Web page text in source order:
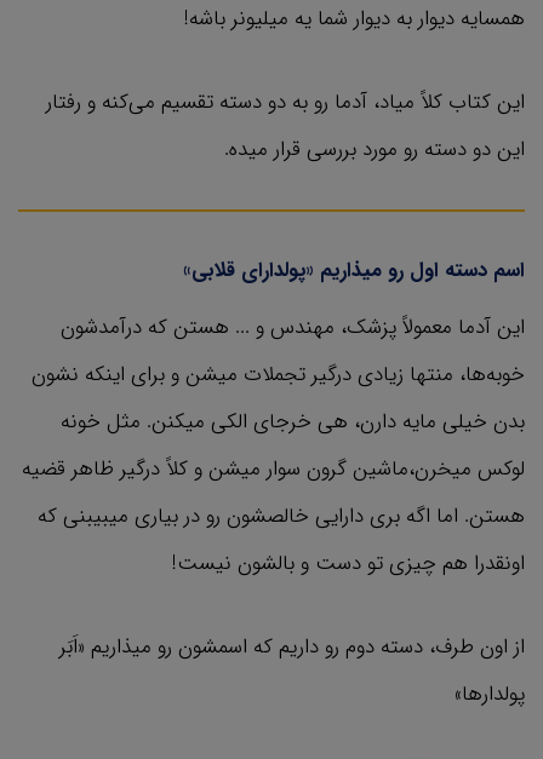
همسایه دیوار به دیوار شما یه میلیونر باشه!
این کتاب کلاً میاد، آدما رو به دو دسته تقسیم می‌کنه و رفتار
این دو دسته رو مورد بررسی قرار میده.
اسم دسته‌‌ اول رو میذاریم «پولدارای قلابی»
این آدما معمولاً پزشک، مهندس و ... هستن که درآمدشون
خوبه‌ها، منتها زیادی درگیر تجملات میشن و برای اینکه نشون
بدن خیلی مایه دارن، هی خرجای الکی میکنن. مثل خونه
لوکس میخرن،ماشین گرون سوار میشن و کلاً درگیر ظاهر قضیه
هستن. اما اگه بری دارایی خالصشون رو در بیاری میبیبنی که
اونقدرا هم چیزی تو دست و بالشون نیست!
از اون طرف، دسته دوم رو داریم که اسمشون رو میذاریم «اَبَر
پولدارها»